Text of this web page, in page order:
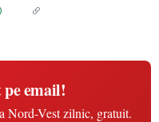
email!
Nord-Vest zilnic, gratuit.